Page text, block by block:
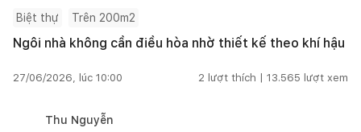
Biệt thự Trên 200m2
Ngôi nhà không cần điều hòa nhờ thiết kế theo khí hậu
27/06/2026, lúc 10:00 2 lượt thích | 13.565 lượt xem
Thu Nguyễn